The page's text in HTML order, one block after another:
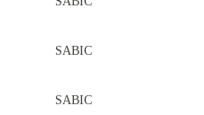
SABIC
SABIC